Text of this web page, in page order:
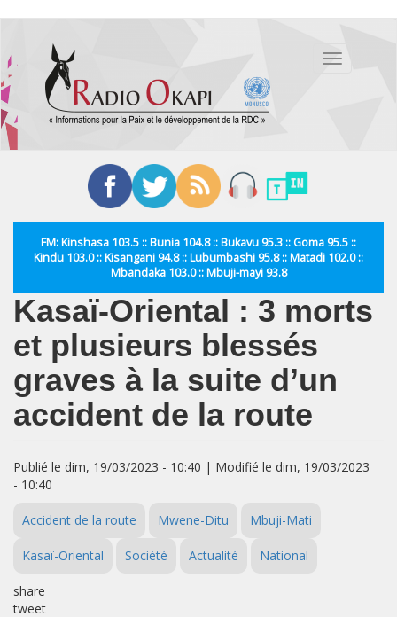
contenu
principal
Toggle
FM: Kinshasa 103.5 :: Bunia 104.8 :: Bukavu 95.3 :: Goma 95.5 ::
Kindu 103.0 :: Kisangani 94.8 :: Lubumbashi 95.8 :: Matadi 102.0 ::
Mbandaka 103.0 :: Mbuji-mayi 93.8
Kasaï-Oriental : 3 morts
et plusieurs blessés
graves à la suite d’un
accident de la route
Publié le dim, 19/03/2023 - 10:40 | Modifié le dim, 19/03/2023
- 10:40
Accident de la route Mwene-Ditu Mbuji-Mati
Kasaï-Oriental Société Actualité National
share
tweet